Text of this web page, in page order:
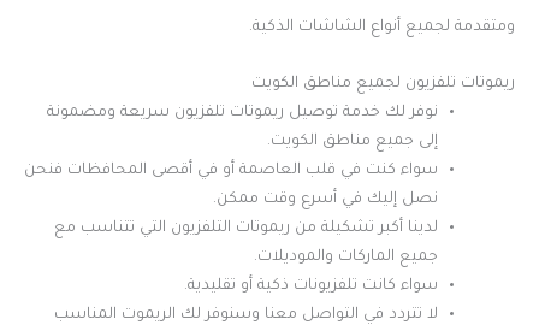
ومتقدمة لجميع أنواع الشاشات الذكية.
ريموتات تلفزيون لجميع مناطق الكويت
نوفر لك خدمة توصيل ريموتات تلفزيون سريعة ومضمونة
إلى جميع مناطق الكويت.
سواء كنت في قلب العاصمة أو في أقصى المحافظات فنحن
نصل إليك في أسرع وقت ممكن.
لدينا أكبر تشكيلة من ريموتات التلفزيون التي تتناسب مع
جميع الماركات والموديلات.
سواء كانت تلفزيونات ذكية أو تقليدية.
لا تتردد في التواصل معنا وسنوفر لك الريموت المناسب